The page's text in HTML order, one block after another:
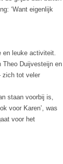
‘Want eigenlijk
en leuke activiteit.
Theo Duijvesteijn en
zich tot veler
staan voorbij is,
voor Karen’, was
voor het